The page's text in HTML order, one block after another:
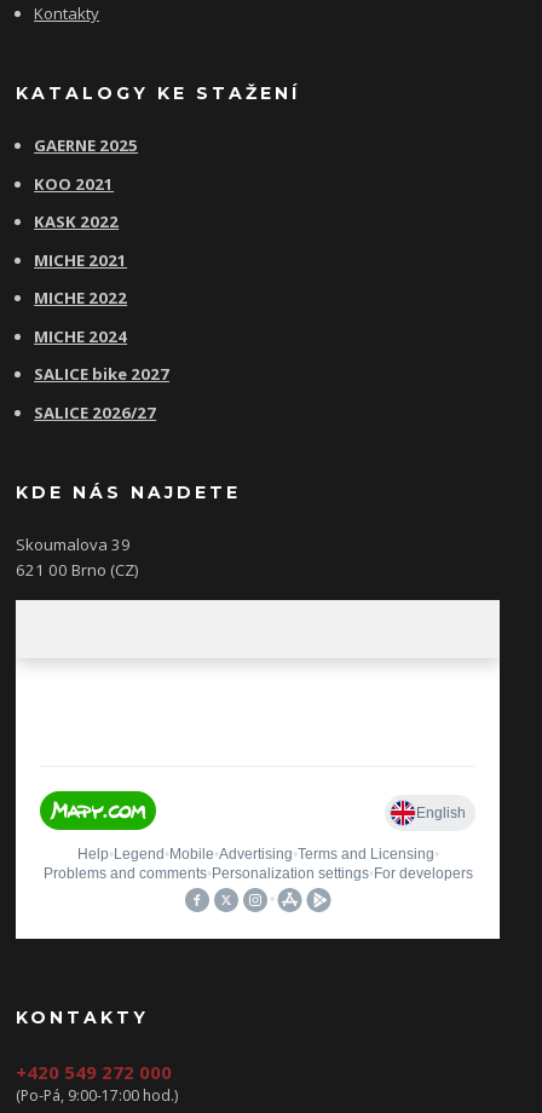
Kontakty
KATALOGY KE STAŽENÍ
GAERNE 2025
KOO 2021
KASK 2022
MICHE 2021
MICHE 2022
MICHE 2024
SALICE bike 2027
SALICE 2026/27
KDE NÁS NAJDETE
Skoumalova 39
621 00 Brno (CZ)
KONTAKTY
+420 549 272 000
(Po-Pá, 9:00-17:00 hod.)